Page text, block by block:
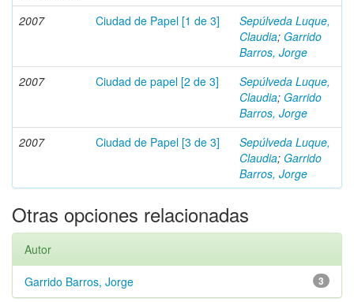
2007 Ciudad de Papel [1 de 3]
Sepúlveda Luque,
Claudia; Garrido
Barros, Jorge
2007
Ciudad de papel [2 de 3]
Sepúlveda Luque,
Claudia; Garrido
Barros, Jorge
2007
Ciudad de Papel [3 de 3]
Sepúlveda Luque,
Claudia; Garrido
Barros, Jorge
Otras opciones relacionadas
Autor
3
Garrido Barros, Jorge